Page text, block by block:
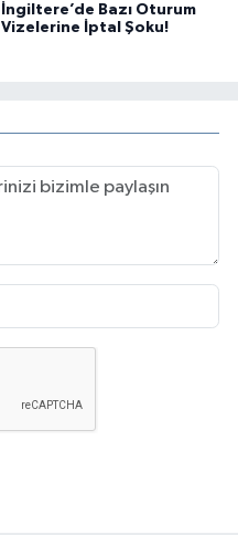
İngiltere’de Bazı Oturum
Vizelerine İptal Şoku!